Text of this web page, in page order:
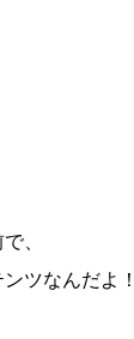
、
ツなんだよ！